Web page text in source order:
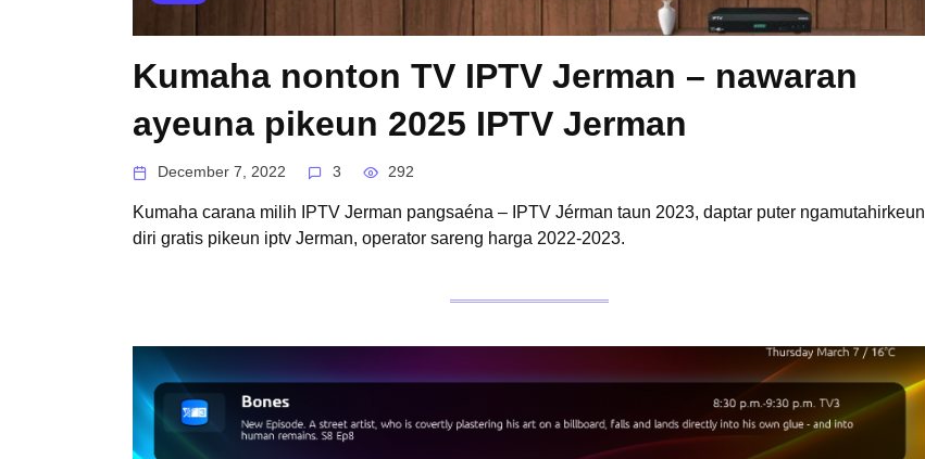
Kumaha nonton TV IPTV Jerman – nawaran
ayeuna pikeun 2025 IPTV Jerman
December 7, 2022 3 292
Kumaha carana milih IPTV Jerman pangsaéna – IPTV Jérman taun 2023, daptar puter ngamutahirkeun
diri gratis pikeun iptv Jerman, operator sareng harga 2022-2023.